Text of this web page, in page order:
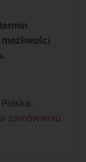
Polska
zamówieniu